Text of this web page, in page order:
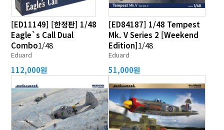
[ED11149] [한정판] 1/48
Eagle`s Call Dual
Combo1/48
Eduard
112,000원
[ED84187] 1/48 Tempest
Mk. V Series 2 [Weekend
Edition]1/48
Eduard
51,000원